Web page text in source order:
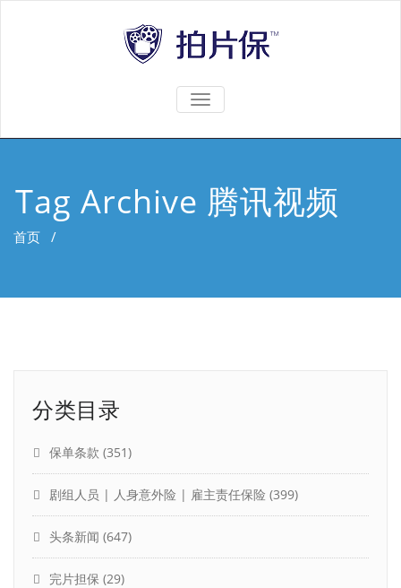
TOGGLE
Tag Archive 腾讯视频
首页 /
分类目录
保单条款 (351)
剧组人员 | 人身意外险 | 雇主责任保险 (399)
头条新闻 (647)
完片担保 (29)